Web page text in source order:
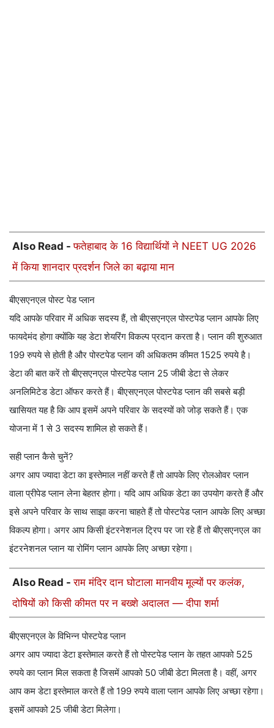
Also Read -फतेहाबाद के 16 विद्यार्थियों ने NEET UG 2026
में किया शानदार प्रदर्शन जिले का बढ़ाया मान
बीएसएनएल पोस्ट पेड प्लान
यदि आपके परिवार में अधिक सदस्य हैं, तो बीएसएनएल पोस्टपेड प्लान आपके लिए
फायदेमंद होगा क्योंकि यह डेटा शेयरिंग विकल्प प्रदान करता है। प्लान की शुरुआत
199 रुपये से होती है और पोस्टपेड प्लान की अधिकतम कीमत 1525 रुपये है।
डेटा की बात करें तो बीएसएनएल पोस्टपेड प्लान 25 जीबी डेटा से लेकर
अनलिमिटेड डेटा ऑफर करते हैं। बीएसएनएल पोस्टपेड प्लान की सबसे बड़ी
खासियत यह है कि आप इसमें अपने परिवार के सदस्यों को जोड़ सकते हैं। एक
योजना में 1 से 3 सदस्य शामिल हो सकते हैं।
सही प्लान कैसे चुनें?
अगर आप ज्यादा डेटा का इस्तेमाल नहीं करते हैं तो आपके लिए रोलओवर प्लान
वाला प्रीपेड प्लान लेना बेहतर होगा। यदि आप अधिक डेटा का उपयोग करते हैं और
इसे अपने परिवार के साथ साझा करना चाहते हैं तो पोस्टपेड प्लान आपके लिए अच्छा
विकल्प होगा। अगर आप किसी इंटरनेशनल ट्रिप पर जा रहे हैं तो बीएसएनएल का
इंटरनेशनल प्लान या रोमिंग प्लान आपके लिए अच्छा रहेगा।
Also Read -राम मंदिर दान घोटाला मानवीय मूल्यों पर कलंक,
दोषियों को किसी कीमत पर न बख्शे अदालत — दीपा शर्मा
बीएसएनएल के विभिन्न पोस्टपेड प्लान
अगर आप ज्यादा डेटा इस्तेमाल करते हैं तो पोस्टपेड प्लान के तहत आपको 525
रुपये का प्लान मिल सकता है जिसमें आपको 50 जीबी डेटा मिलता है। वहीं, अगर
आप कम डेटा इस्तेमाल करते हैं तो 199 रुपये वाला प्लान आपके लिए अच्छा रहेगा।
इसमें आपको 25 जीबी डेटा मिलेगा।